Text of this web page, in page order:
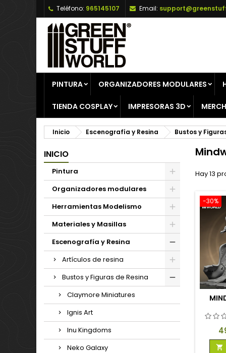
Teléfono: 965145107 Email:
PINTURA ORGANIZADORES MODULARES
TIENDA COSPLAY IMPRESORAS 3D
Inicio Escenografía y Resina Bustos y
INICIO
Pintura
Organizadores modulares
Herramientas Modelismo
Materiales y Masillas
Escenografía y Resina
Artículos de resina
Bustos y Figuras de Resina
Claymore Miniatures
Ignis Art
Inu Kingdoms
Neko Galaxy
Hay 13
-30%
